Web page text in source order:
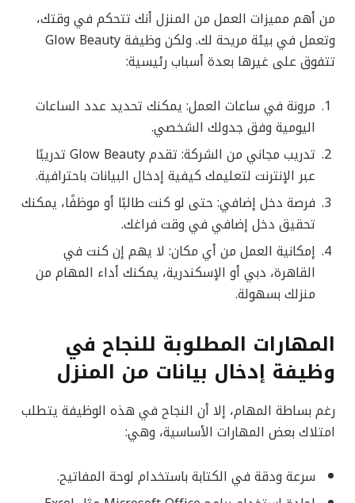
من أهم مميزات العمل من المنزل أنك تتحكم في وقتك،
وتعمل في بيئة مريحة لك. ولكن وظيفة Glow Beauty
تتفوق على غيرها بعدة أسباب رئيسية:
مرونة في ساعات العمل: يمكنك تحديد عدد الساعات
اليومية وفق جدولك الشخصي.
تدريب مجاني من الشركة: تقدم Glow Beauty تدريبًا
عبر الإنترنت لتعليمك كيفية إدخال البيانات باحترافية.
فرصة دخل إضافي: حتى لو كنت طالبًا أو موظفًا، يمكنك
تحقيق دخل إضافي في وقت فراغك.
إمكانية العمل من أي مكان: لا يهم إن كنت في
القاهرة، دبي أو الإسكندرية، يمكنك أداء المهام من
منزلك بسهولة.
المهارات المطلوبة للنجاح في
وظيفة إدخال بيانات من المنزل
رغم بساطة المهام، إلا أن النجاح في هذه الوظيفة يتطلب
امتلاك بعض المهارات الأساسية، وهي:
سرعة ودقة في الكتابة باستخدام لوحة المفاتيح.